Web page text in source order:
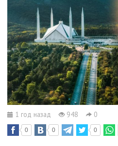
1 год назад 948 0
0 0 0